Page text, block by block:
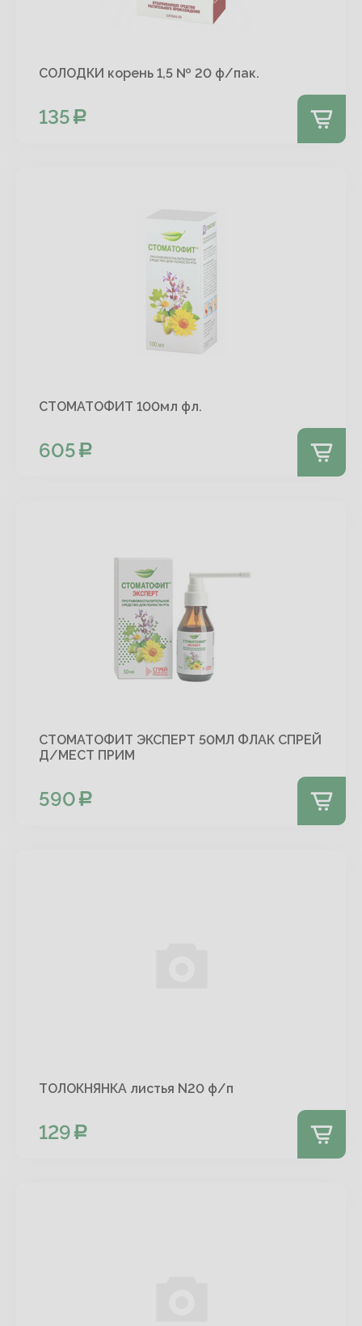
СОЛОДКИ корень 1,5 № 20 ф/пак.
135
СТОМАТОФИТ 100мл фл.
605
СТОМАТОФИТ ЭКСПЕРТ 50МЛ ФЛАК СПРЕЙ
Д/МЕСТ ПРИМ
590
ТОЛОКНЯНКА листья N20 ф/п
129